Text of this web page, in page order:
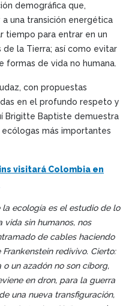
demográfica que,
una transición energética
tiempo para entrar en un
la Tierra; así como evitar
formas de vida no humana.
con propuestas
en el profundo respeto y
Brigitte Baptiste demuestra
más importantes
visitará Colombia en
ecología es el estudio de lo
sin humanos, nos
de cables haciendo
redivivo. Cierto:
un azadón no son cíborg,
en dron, para la guerra
una nueva transfiguración,